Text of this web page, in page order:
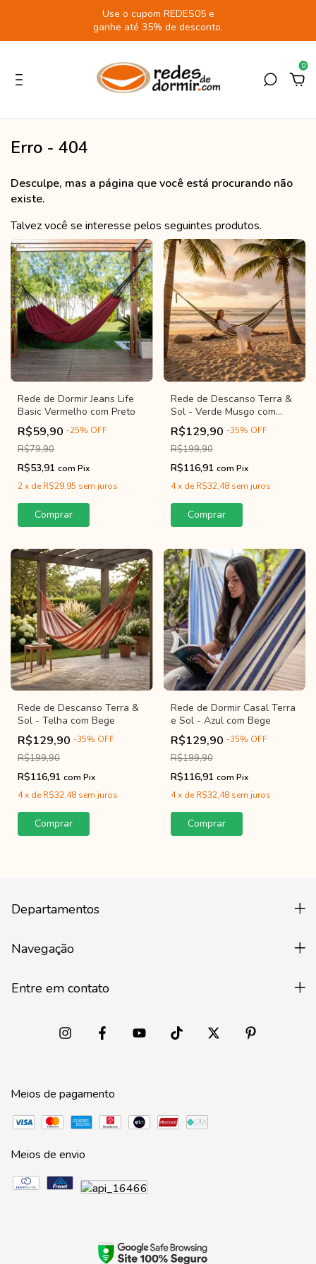
Use o cupom REDES05 e
ganhe até 35% de desconto.
0
Erro - 404
Desculpe, mas a página que você está procurando não
existe.
Talvez você se interesse pelos seguintes produtos.
Rede de Dormir Jeans Life
Basic Vermelho com Preto
R$59,90 -25% OFF
R$79,90
R$53,91 com Pix
2x de R$29,95 sem juros
Rede de Descanso Terra &
Sol - Verde Musgo com
Bege
R$129,90 -35% OFF
R$199,90
R$116,91 com Pix
4 x de R$32,48 sem juros
Rede de Descanso Terra &
Sol - Telha com Bege
R$129,90 -35% OFF
R$199,90
R$116,91 com Pix
4x de R$32,48 sem juros
Rede de Dormir Casal Terra
e Sol - Azul com Bege
R$129,90 -35% OFF
R$199,90
R$116,91 com Pix
4 x de R$32,48 sem juros
Departamentos
Navegação
Entre em contato
Meios de pagamento
Meios de envio